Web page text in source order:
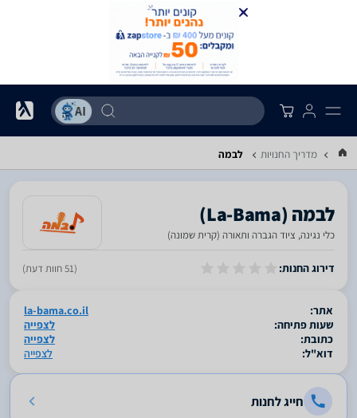
מדריך החנויות לבמה
כלי נגינה, ציוד הגברה ותאורה (קרית שמונה)
דירוג החנות: (51 חוות דעת)
אתר:
la-bama.co.il
שעות פתיחה:
לצפייה
כתובת:
לצפייה
דוא"ל:
לצפייה
חייג לחנות
סגור